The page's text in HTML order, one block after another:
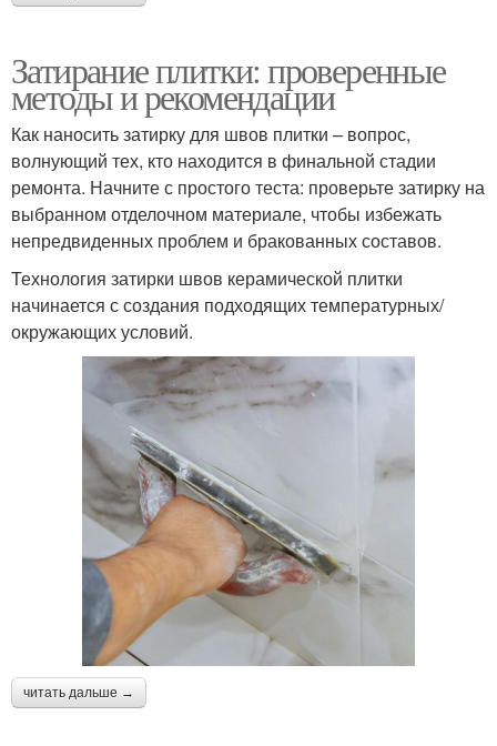
Затирание плитки: проверенные
методы и рекомендации
Как наносить затирку для швов плитки – вопрос,
волнующий тех, кто находится в финальной стадии
ремонта. Начните с простого теста: проверьте затирку на
выбранном отделочном материале, чтобы избежать
непредвиденных проблем и бракованных составов.
Технология затирки швов керамической плитки
начинается с создания подходящих температурных/
окружающих условий.
читать дальше →